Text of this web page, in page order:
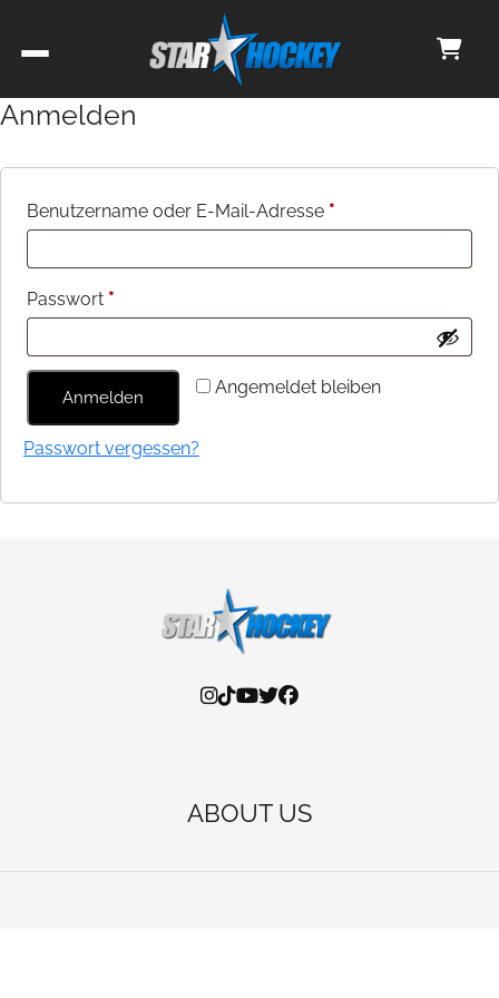
Anmelden
Benutzername oder E-Mail-Adresse *
Passwort *
Angemeldet bleiben
Anmelden
Passwort vergessen?
ABOUT US